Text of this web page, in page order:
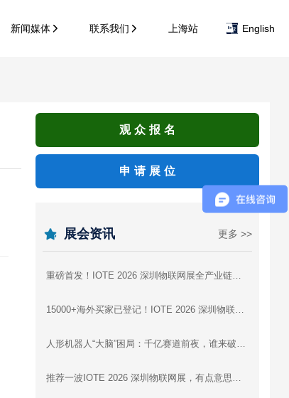
新闻媒体 联系我们 上海站 English
观众报名
申请展位
展会资讯 更多 >>
重磅首发！IOTE 2026 深圳物联网展全产业链参展商图谱，逛展找厂商一站式攻略
15000+海外买家已登记！IOTE 2026 深圳物联网展，AI硬件出海为什么非来不可？
人形机器人“大脑”困局：千亿赛道前夜，谁来破局？
推荐一波IOTE 2026 深圳物联网展，有点意思的高精尖+趣味黑科技展品！